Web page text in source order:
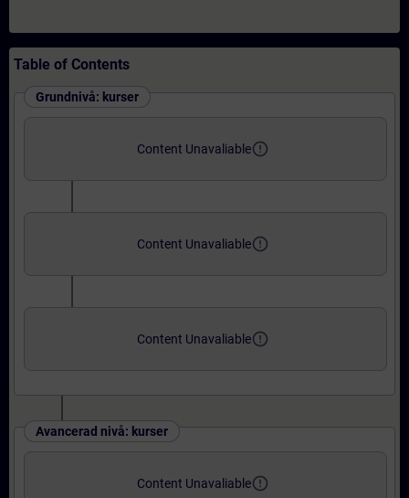
Table of Contents
Grundnivå: kurser
Content Unavaliableerror_outline
Content Unavaliableerror_outline
Content Unavaliableerror_outline
Avancerad nivå: kurser
Content Unavaliableerror_outline